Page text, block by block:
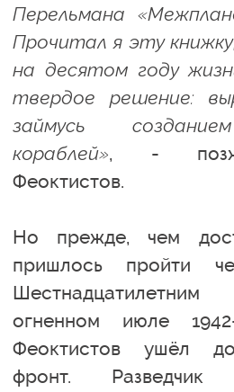
Перельмана
Прочитал я эту
на десятом году
твердое решение:
займусь
кораблей», -
Феоктистов.
Но прежде, чем
пришлось пройти
огненном июле
Феоктистов ушёл
фронт.